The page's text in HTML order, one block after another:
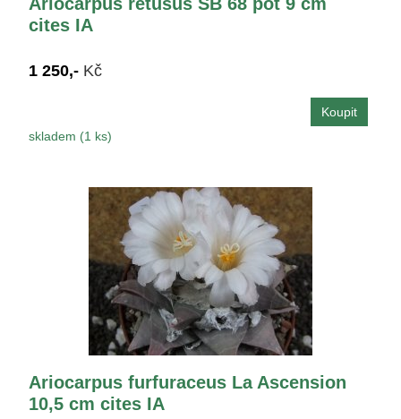
cites IA
1 250,- Kč
skladem (1 ks)
Ariocarpus furfuraceus La Ascension
10,5 cm cites IA